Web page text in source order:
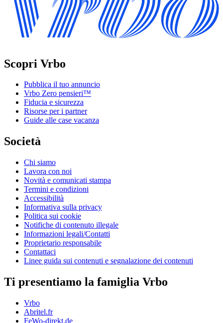
Scopri Vrbo
Pubblica il tuo annuncio
Vrbo Zero pensieri™
Fiducia e sicurezza
Risorse per i partner
Guide alle case vacanza
Società
Chi siamo
Lavora con noi
Novità e comunicati stampa
Termini e condizioni
Accessibilità
Informativa sulla privacy
Politica sui cookie
Notifiche di contenuto illegale
Informazioni legali/Contatti
Proprietario responsabile
Contattaci
Linee guida sui contenuti e segnalazione dei contenuti
Ti presentiamo la famiglia Vrbo
Vrbo
Abritel.fr
FeWo-direkt.de